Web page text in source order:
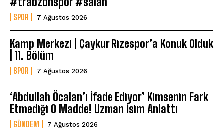
SPOR 7 Ağustos 2026
Kamp Merkezi | Çaykur Rizespor’a Konuk Olduk
| 11. Bölüm
SPOR 7 Ağustos 2026
‘Abdullah Öcalan’ı İfade Ediyor’ Kimsenin Fark
Etmediği O Madde! Uzman İsim Anlattı
GÜNDEM 7 Ağustos 2026